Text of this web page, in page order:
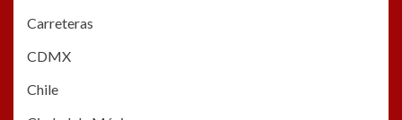
Carreteras
CDMX
Chile